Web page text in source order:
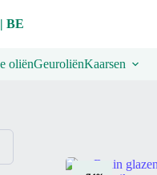
BE
oliënGeuroliënKaarsen